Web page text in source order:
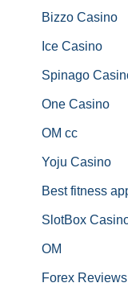
Bizzo Casino
Ice Casino
Spinago
One Casino
OM cc
Yoju Casino
Best fitness
SlotBox
OM
Forex Reviews